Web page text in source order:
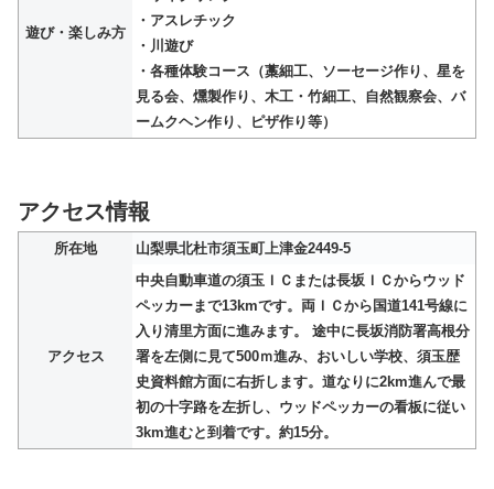
遊び・楽しみ方
・アスレチック
・川遊び
・各種体験コース（藁細工、ソーセージ作り、星を
見る会、燻製作り、木工・竹細工、自然観察会、バ
ームクヘン作り、ピザ作り等）
アクセス情報
所在地 山梨県北杜市須玉町上津金2449-5
アクセス
中央自動車道の須玉ＩＣまたは長坂ＩＣからウッド
ペッカーまで13kmです。両ＩＣから国道141号線に
入り清里方面に進みます。 途中に長坂消防署高根分
署を左側に見て500ｍ進み、おいしい学校、須玉歴
史資料館方面に右折します。道なりに2km進んで最
初の十字路を左折し、ウッドペッカーの看板に従い
3km進むと到着です。約15分。